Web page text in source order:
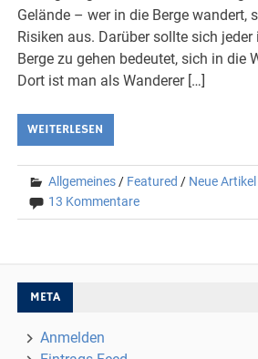
Gelände – wer in die Berge wandert,
Risiken aus. Darüber sollte sich
Berge zu gehen bedeutet, sich in die
Dort ist man als Wanderer […]
WEITERLESEN
Allgemeines / Featured / Neue Artikel
13 Kommentare
META
Anmelden